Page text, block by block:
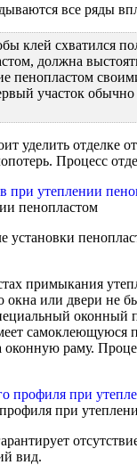
все ряды
клей схватился
должна
пенопластом
участок обычно
уделить отделке
Процесс
пенопластом
установки
примыкания
окна или двери не
оконный
самоклеющуюся
оконную раму.
при
вид.